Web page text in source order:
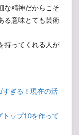
な精神だからこそ
る意味とても芸術
持ってくれる人が
すぎる！現在の活
トップ10を作って